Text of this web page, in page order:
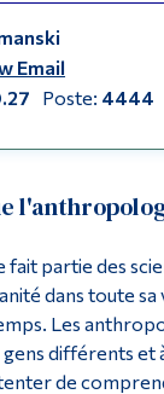
Email
Poste: 4444
partie des
dans toute
Les
gens différents et
de
La vie à
Qui
Futurs
Étudiants